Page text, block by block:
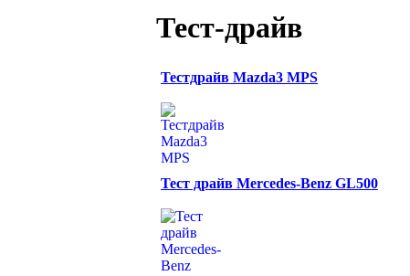
Тест-драйв
Тестдрайв Mazda3 MPS
Тест драйв Mercedes-Benz GL500